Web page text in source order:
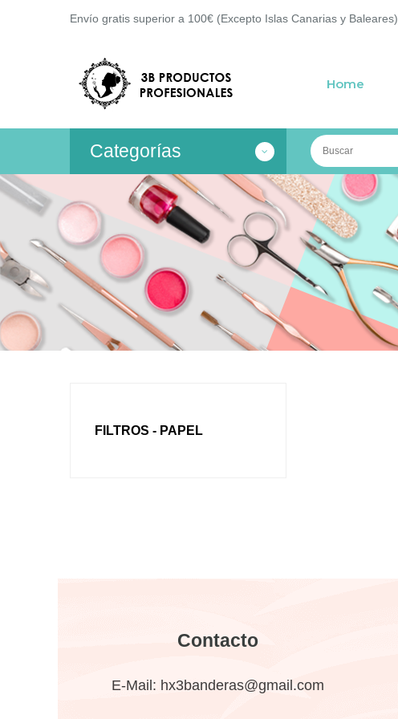
Envío gratis superior a 100€ (Excepto Islas Canarias y Baleares)
Home
Categorías
FILTROS - PAPEL
Contacto
E-Mail: hx3banderas@gmail.com